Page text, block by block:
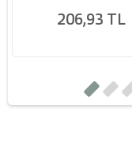
206,93 TL